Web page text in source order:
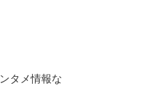
タメ情報な